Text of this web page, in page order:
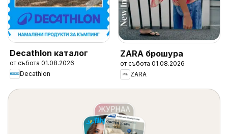
Decathlon каталог
от събота 01.08.2026
Decathlon
ZARA брошура
от събота 01.08.2026
ZARA